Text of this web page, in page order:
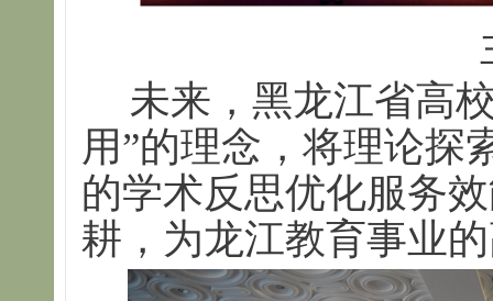
未来，黑龙江省高
用”的理念，将理论探
的学术反思优化服务
耕，为龙江教育事业